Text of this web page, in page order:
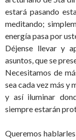
estará pasando
meditando;
energía pasa por
Déjense llevar y
asuntos, que se
Necesitamos de
sea cada vez más y
y así iluminar
siempre estarán
Queremos